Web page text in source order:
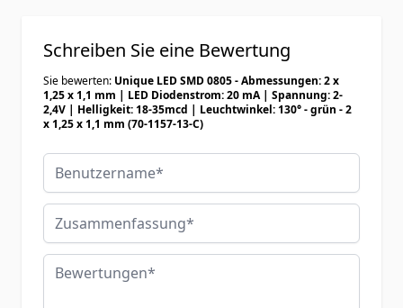
Schreiben Sie eine Bewertung
Sie bewerten: Unique LED SMD 0805 - Abmessungen: 2 x
1,25 x 1,1 mm | LED Diodenstrom: 20 mA | Spannung: 2-
2,4V | Helligkeit: 18-35mcd | Leuchtwinkel: 130° - grün - 2
x 1,25 x 1,1 mm (70-1157-13-C)
Benutzername
Zusammenfassung
Bewertungen